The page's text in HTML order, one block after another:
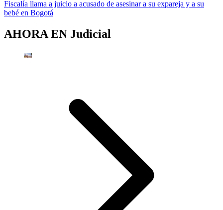
Fiscalía llama a juicio a acusado de asesinar a su expareja y a su
bebé en Bogotá
AHORA EN Judicial